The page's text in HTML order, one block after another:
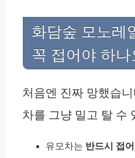
화담숲 모노레
꼭 접어야 하나
처음엔 진짜 망했습
차를 그냥 밀고 탈 수
유모차는 반드시 접